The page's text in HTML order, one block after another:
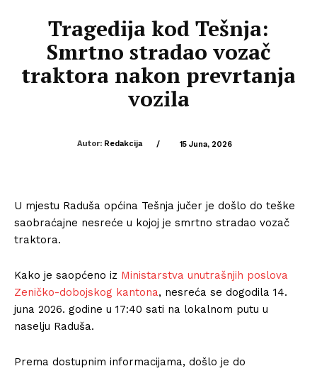
Tragedija kod Tešnja:
Smrtno stradao vozač
traktora nakon prevrtanja
vozila
Autor: Redakcija / 15 Juna, 2026
U mjestu Raduša općina Tešnja jučer je došlo do teške
saobraćajne nesreće u kojoj je smrtno stradao vozač
traktora.
Kako je saopćeno iz Ministarstva unutrašnjih poslova
Zeničko-dobojskog kantona, nesreća se dogodila 14.
juna 2026. godine u 17:40 sati na lokalnom putu u
naselju Raduša.
Prema dostupnim informacijama, došlo je do